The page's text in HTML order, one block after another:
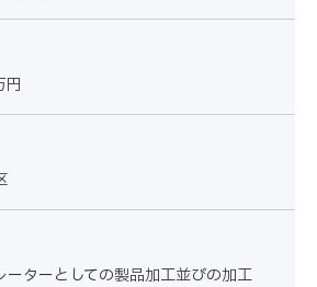
ターとしての製品加工並びの加工